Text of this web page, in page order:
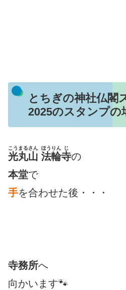
とちぎの神社仏閣
2025のスタンプの
光丸山
こうまるさん
法輪
ほうりん
寺
じ
の
本堂で
手を合わせた後・・・
寺務所へ
向かいます🐾